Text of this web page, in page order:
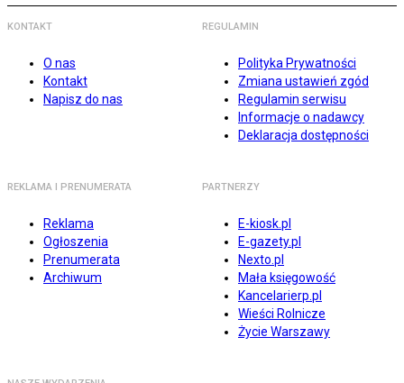
KONTAKT
O nas
Kontakt
Napisz do nas
REGULAMIN
Polityka Prywatności
Zmiana ustawień zgód
Regulamin serwisu
Informacje o nadawcy
Deklaracja dostępności
REKLAMA I PRENUMERATA
Reklama
Ogłoszenia
Prenumerata
Archiwum
PARTNERZY
E-kiosk.pl
E-gazety.pl
Nexto.pl
Mała księgowość
Kancelarierp.pl
Wieści Rolnicze
Życie Warszawy